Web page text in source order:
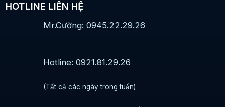
HOTLINE LIÊN HỆ
Mr.Cường: 0945.22.29.26
Hotline: 0921.81.29.26
(Tất cả các ngày trong tuần)